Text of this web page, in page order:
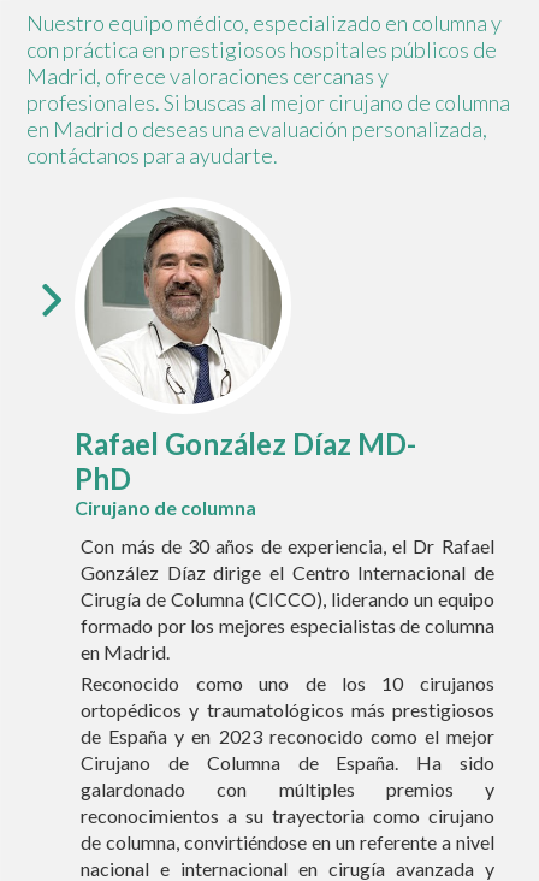
Nuestro equipo médico, especializado en columna y
con práctica en prestigiosos hospitales públicos de
Madrid, ofrece valoraciones cercanas y
profesionales. Si buscas al mejor cirujano de columna
en Madrid o deseas una evaluación personalizada,
contáctanos para ayudarte.
Rafael González Díaz MD-
PhD
Cirujano de columna
Con más de 30 años de experiencia, el Dr Rafael
González Díaz dirige el Centro Internacional de
Cirugía de Columna (CICCO), liderando un equipo
formado por los mejores especialistas de columna
en Madrid.
Reconocido como uno de los 10 cirujanos
ortopédicos y traumatológicos más prestigiosos
de España y en 2023 reconocido como el mejor
Cirujano de Columna de España. Ha sido
galardonado con múltiples premios y
reconocimientos a su trayectoria como cirujano
de columna, convirtiéndose en un referente a nivel
nacional e internacional en cirugía avanzada y